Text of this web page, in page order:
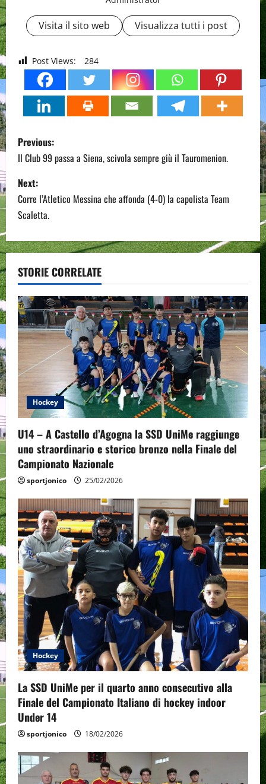
Visita il sito web Visualizza tutti i post
Post Views: 284
P
o
s
t
n
a
v
i
g
a
t
i
o
n
Previous:
Il Club 99 passa a Siena, scivola sempre giù il Tauromenion.
Next:
Corre l’Atletico Messina che affonda (4-0) la capolista Team
Scaletta.
STORIE CORRELATE
Hockey
U14 – A Castello d’Agogna la SSD UniMe raggiunge
uno straordinario e storico bronzo nella Finale del
Campionato Nazionale
sportjonico 25/02/2026
Hockey
La SSD UniMe per il quarto anno consecutivo alla
Finale del Campionato Italiano di hockey indoor
Under 14
sportjonico 18/02/2026